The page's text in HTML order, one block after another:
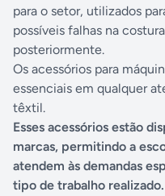
para o setor, utilizados
possíveis falhas na
posteriormente.
Os acessórios para
essenciais em qualquer
têxtil.
Esses acessórios estão
marcas, permitindo a
atendem às demandas
tipo de trabalho realizado.